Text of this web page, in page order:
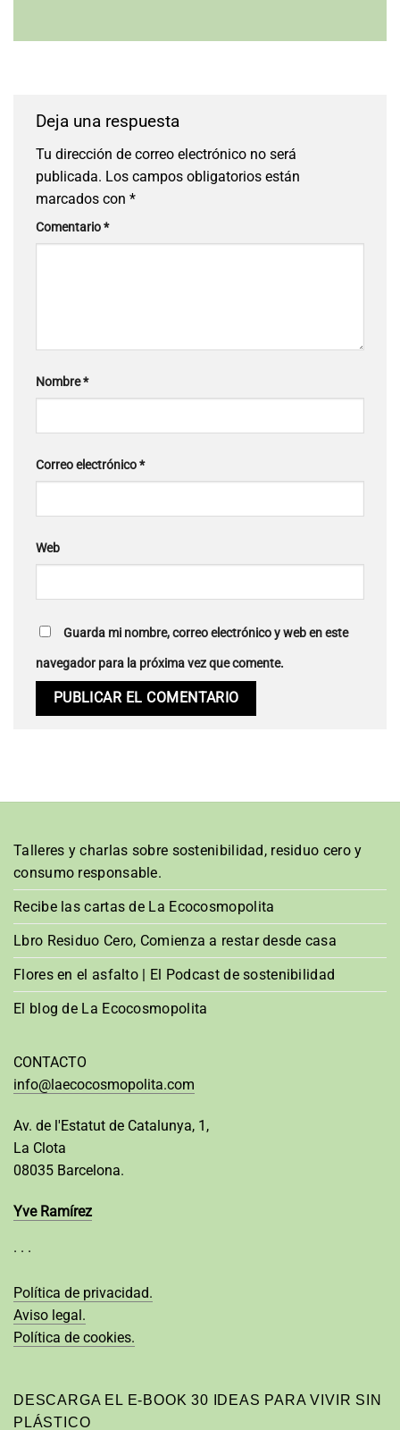
Deja una respuesta
Tu dirección de correo electrónico no será
publicada. Los campos obligatorios están
marcados con *
Comentario*
Nombre*
Correo electrónico*
Web
Guarda mi nombre, correo electrónico y web en este
navegador para la próxima vez que comente.
Talleres y charlas sobre sostenibilidad, residuo cero y
consumo responsable.
Recibe las cartas de La Ecocosmopolita
Lbro Residuo Cero, Comienza a restar desde casa
Flores en el asfalto | El Podcast de sostenibilidad
El blog de La Ecocosmopolita
CONTACTO
info@laecocosmopolita.com
Av. de l'Estatut de Catalunya, 1,
La Clota
08035 Barcelona.
Yve Ramírez
· · ·
Política de privacidad.
Aviso legal.
Política de cookies.
DESCARGA EL E-BOOK 30 IDEAS PARA VIVIR SIN
PLÁSTICO